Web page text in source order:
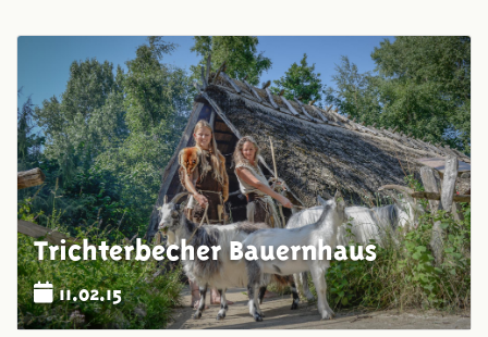
Trichterbecher Bauernhaus
11.02.15